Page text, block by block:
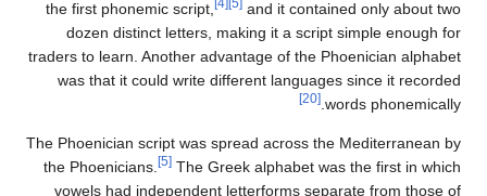
the first phonemic script,
[4] [5] and it contained only about two
dozen distinct letters, making it a script simple enough for
traders to learn. Another advantage of the Phoenician alphabet
was that it could write different languages since it recorded
words phonemically.
[20]
The Phoenician script was spread across the Mediterranean by
the Phoenicians.
[5] The Greek alphabet was the first in which
vowels had independent letterforms separate from those of